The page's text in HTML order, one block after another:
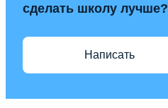
сделать школу лучше?
Написать